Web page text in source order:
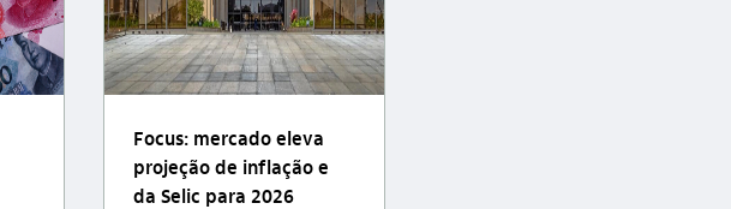
Focus: mercado eleva
projeção de inflação e
da Selic para 2026